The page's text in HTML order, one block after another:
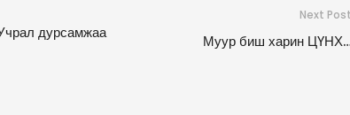
дурсамжаа
Next Post
Муур биш харин